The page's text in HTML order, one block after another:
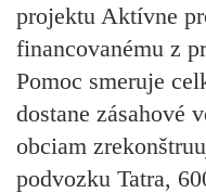
projektu Aktívne
financovanému z
Pomoc smeruje
dostane zásahové
obciam
podvozku Tatra,